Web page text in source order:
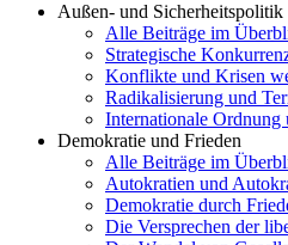
Außen- und Sicherheitspolitik
Alle Beiträge im
Strategische
Konflikte und Krisen
Radikalisierung und
Internationale Ordnung
Demokratie und Frieden
Alle Beiträge im
Autokratien und
Demokratie durch
Die Versprechen der